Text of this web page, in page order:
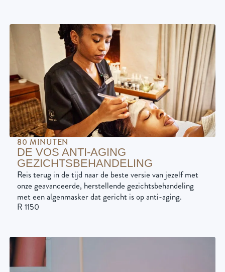
80 MINUTEN
DE VOS ANTI-AGING
GEZICHTSBEHANDELING
Reis terug in de tijd naar de beste versie van jezelf met
onze geavanceerde, herstellende gezichtsbehandeling
met een algenmasker dat gericht is op anti-aging.
R 1150